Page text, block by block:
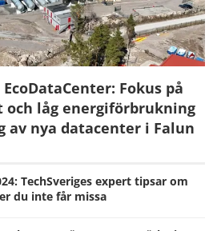
Fokus på
och låg energiförbrukning
av nya datacenter i Falun
TechSveriges expert tipsar om
du inte får missa